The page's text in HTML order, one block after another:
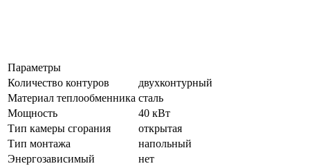
Параметры
Количество контуров
двухконтурный
Материал теплообменника сталь
Мощность
40 кВт
Тип камеры сгорания
открытая
Тип монтажа
напольный
Энергозависимый
нет